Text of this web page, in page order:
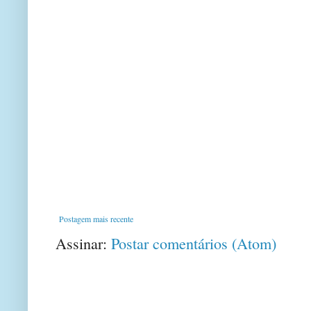
Postagem mais recente
Assinar: Postar comentários (Atom)